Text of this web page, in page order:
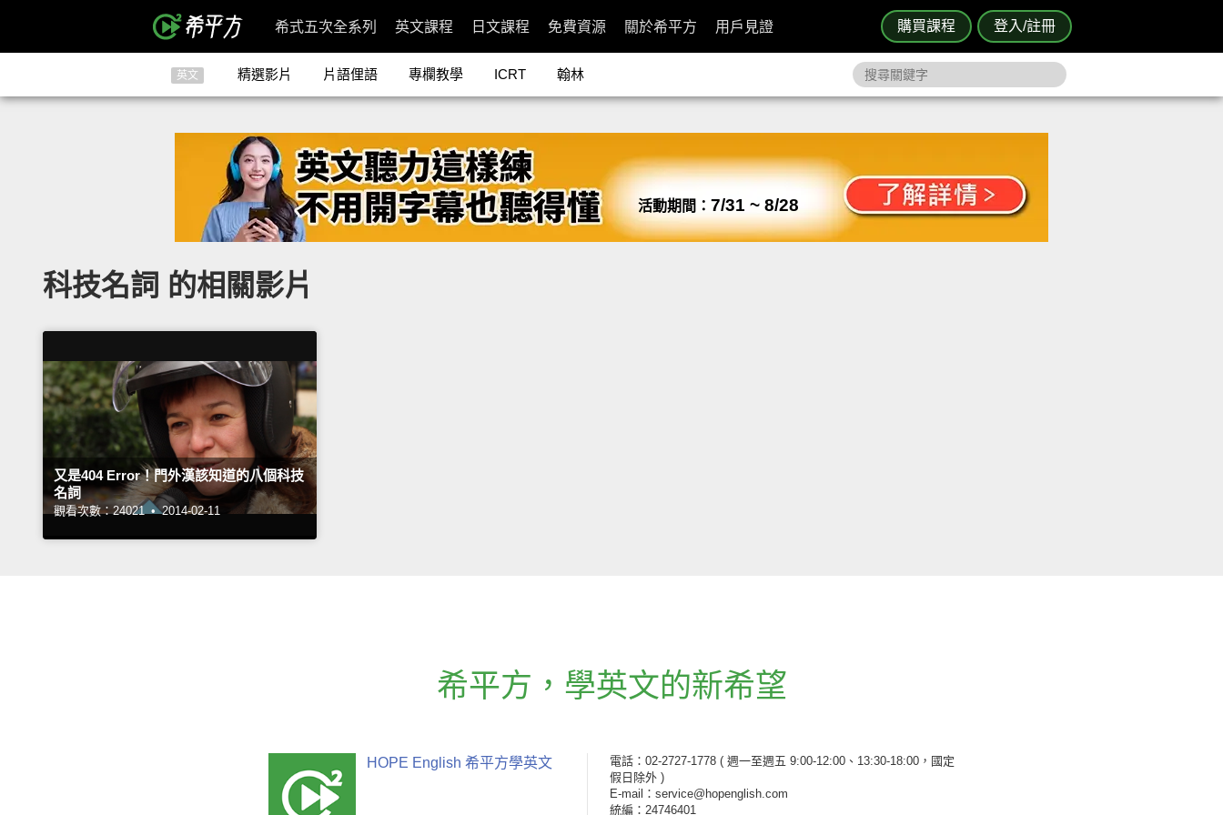
購買課程 登入/註冊
希式五次全系列 英文課程 日文課程 免費資源 關於希平方 用戶見證
英文 精選影片 片語俚語 專欄教學 ICRT 翰林
活動期間： 7/31 ~ 8/28
科技名詞 的相關影片
又是404 Error！門外漢該知道的八個科技
名詞
觀看次數：24021 • 2014-02-11
希平方 ， 學英文的新希望
HOPE English 希平方學英文 電話：02-2727-1778 ( 週一至週五 9:00-12:00、13:30-18:00，國定
假日除外 )
E-mail：service@hopenglish.com
統編：24746401